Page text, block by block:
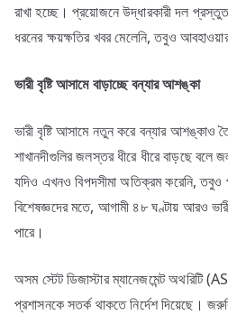
রাখা হচ্ছে। প্রয়োজনে উদ্ধারকারী দল
ধরনের ক্ষয়ক্ষতির খবর মেলেনি, তবুও
ভারীবৃষ্টিআসামেবাড়াচ্ছেবন্যারআশঙ্কা
ভারী বৃষ্টি আসামে নতুন করে বন্যার আশঙ্কাও
শাখানদীগুলির জলস্তর ধীরে ধীরে বাড়ছে
যদিও এখনও বিপদসীমা অতিক্রম করেনি, তবুও
বিশেষজ্ঞদের মতে, আগামী ৪৮ ঘণ্টায় আরও
পারে।
অসম স্টেট ডিজাস্টার ম্যানেজমেন্ট অথরিটি
প্রশাসনকে সতর্ক থাকতে নির্দেশ দিয়েছে।